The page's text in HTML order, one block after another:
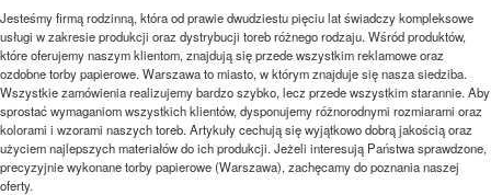
Jesteśmy firmą rodzinną, która od prawie dwudziestu pięciu lat świadczy kompleksowe
usługi w zakresie produkcji oraz dystrybucji toreb różnego rodzaju. Wśród produktów,
które oferujemy naszym klientom, znajdują się przede wszystkim reklamowe oraz
ozdobne torby papierowe. Warszawa to miasto, w którym znajduje się nasza siedziba.
Wszystkie zamówienia realizujemy bardzo szybko, lecz przede wszystkim starannie. Aby
sprostać wymaganiom wszystkich klientów, dysponujemy różnorodnymi rozmiarami oraz
kolorami i wzorami naszych toreb. Artykuły cechują się wyjątkowo dobrą jakością oraz
użyciem najlepszych materiałów do ich produkcji. Jeżeli interesują Państwa sprawdzone,
precyzyjnie wykonane torby papierowe (Warszawa), zachęcamy do poznania naszej
oferty.